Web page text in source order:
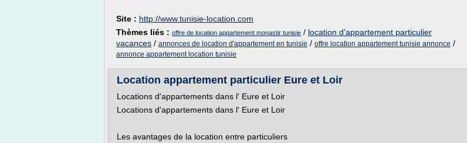
Site : http://www.tunisie-location.com
Thèmes liés : offre de location appartement monastir tunisie / location d'appartement particulier
vacances / annonces de location d'appartement en tunisie / offre location appartement tunisie annonce /
annonce appartement location tunisie
Location appartement particulier Eure et Loir
Locations d'appartements dans l' Eure et Loir
Locations d'appartements dans l' Eure et Loir
Les avantages de la location entre particuliers